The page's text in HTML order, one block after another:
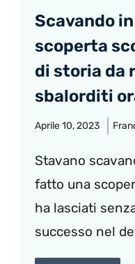
Scavando
scoperta
di storia da
sbalorditi
Aprile 10, 2023
Stavano
fatto una
ha lasciati
successo nel